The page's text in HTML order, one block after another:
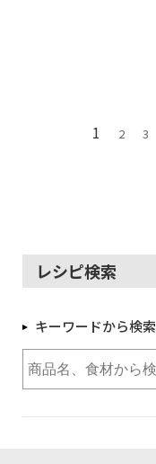
1 2 3
レシピ検索
キーワードから検索